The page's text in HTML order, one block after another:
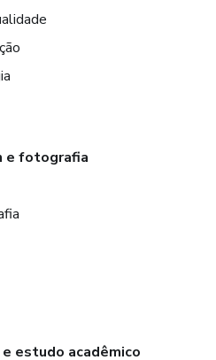
e fotografia
e estudo acadêmico